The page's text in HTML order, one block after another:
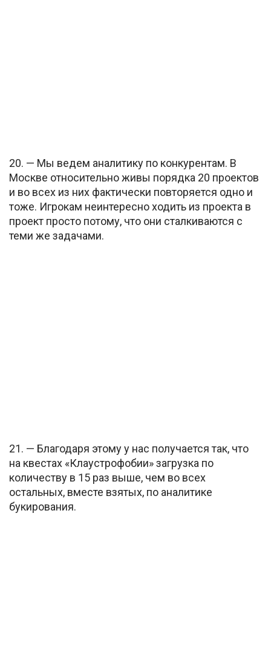
20. — Мы ведем аналитику по конкурентам. В
Москве относительно живы порядка 20 проектов
и во всех из них фактически повторяется одно и
тоже. Игрокам неинтересно ходить из проекта в
проект просто потому, что они сталкиваются с
теми же задачами.
21. — Благодаря этому у нас получается так, что
на квестах «Клаустрофобии» загрузка по
количеству в 15 раз выше, чем во всех
остальных, вместе взятых, по аналитике
букирования.